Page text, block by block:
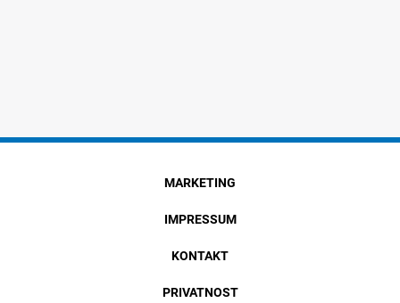
MARKETING
IMPRESSUM
KONTAKT
PRIVATNOST